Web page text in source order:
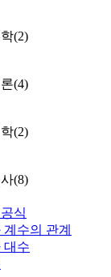
(2)
(4)
(2)
(8)
식
계수의 관계
대수